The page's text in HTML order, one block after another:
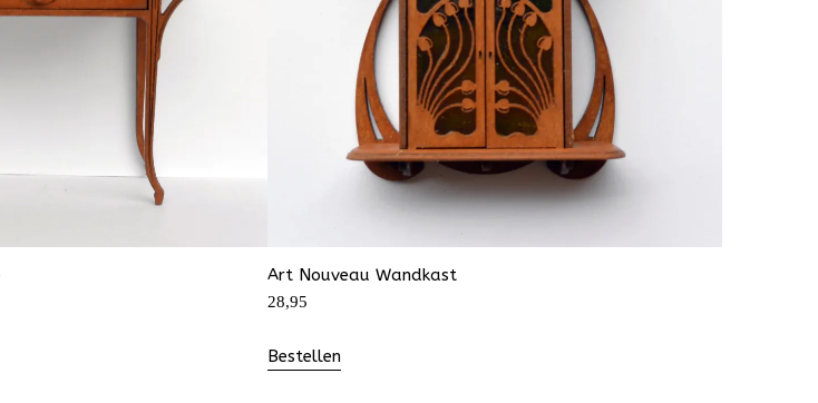
Art Nouveau Wandkast
28,95
Bestellen